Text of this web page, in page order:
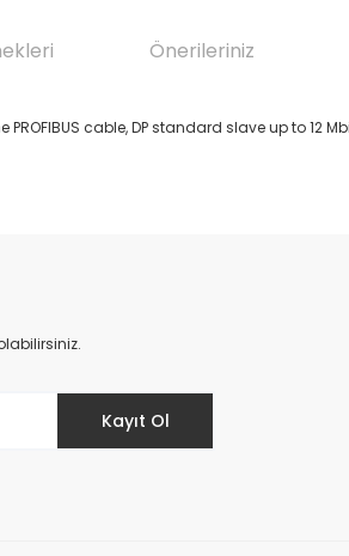
Önerileriniz
PROFIBUS cable, DP standard slave up to
Kayıt Ol